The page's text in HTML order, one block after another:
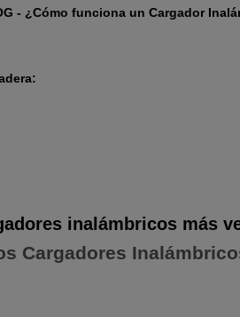
- ¿Cómo funciona un Cargador
inalámbricos más
Cargadores